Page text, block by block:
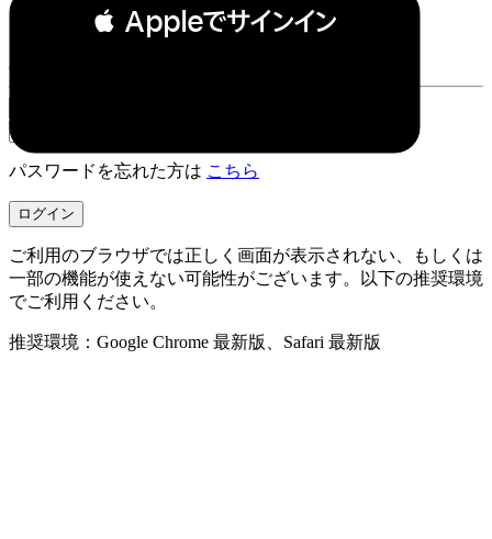
 Appleでサインイン
or
パスワードを忘れた方は こちら
ご利用のブラウザでは正しく画面が表示されない、もしくは
一部の機能が使えない可能性がございます。以下の推奨環境
でご利用ください。
推奨環境：Google Chrome 最新版、Safari 最新版